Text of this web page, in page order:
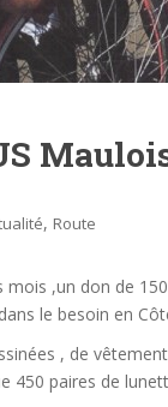
, Route
,un don de
le besoin en
, de
450 paires de